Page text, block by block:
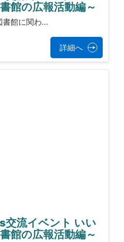
館の広報活動編～
書館に関わ…
詳細へ
交流イベント いい
館の広報活動編～